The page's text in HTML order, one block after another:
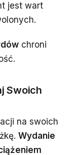
jest wart
chroni
Swoich
na swoich
Wydanie